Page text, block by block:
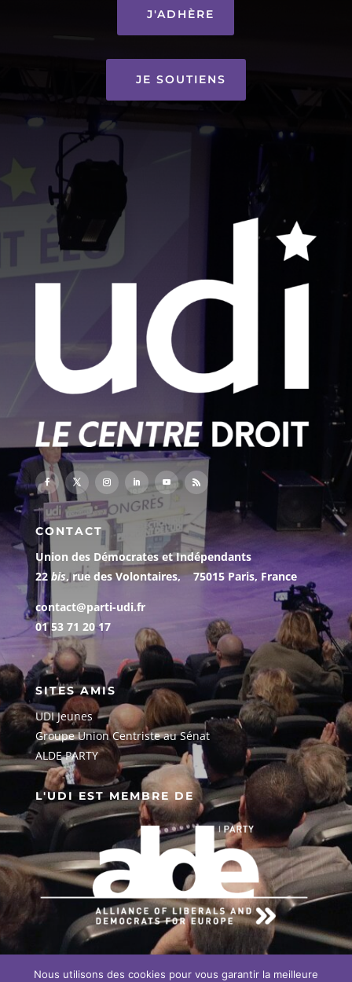
J'ADHÈRE
JE SOUTIENS
CONTACT
Union des Démocrates et Indépendants
22 bis, rue des Volontaires, 75015 Paris, France
contact@parti-udi.fr
01 53 71 20 17
SITES AMIS
UDI Jeunes
Groupe Union Centriste au Sénat
ALDE PARTY
L'UDI EST MEMBRE DE
EN SAVOIR PLUS SUR NOTRE
Nous utilisons des cookies pour vous garantir la meilleure